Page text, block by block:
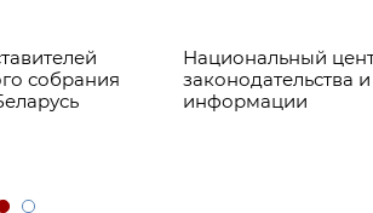
собрания
Национальный
законодательства
информации